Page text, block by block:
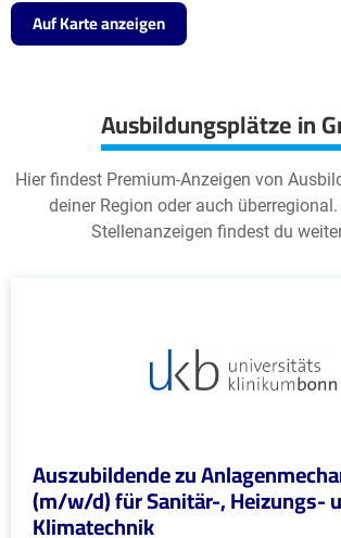
Auf Karte anzeigen
Ausbildungsplätze in
Hier findest Premium-Anzeigen von
deiner Region oder auch
Stellenanzeigen findest du
Auszubildende zu
(m/w/d) für Sanitär-, Heizungs-
Klimatechnik